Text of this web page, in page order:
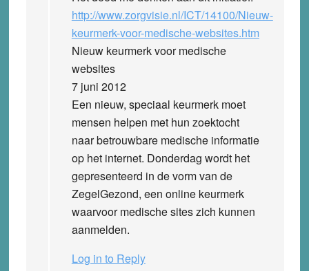
http://www.zorgvisie.nl/ICT/14100/Nieuw-
keurmerk-voor-medische-websites.htm
Nieuw keurmerk voor medische
websites
7 juni 2012
Een nieuw, speciaal keurmerk moet
mensen helpen met hun zoektocht
naar betrouwbare medische informatie
op het internet. Donderdag wordt het
gepresenteerd in de vorm van de
ZegelGezond, een online keurmerk
waarvoor medische sites zich kunnen
aanmelden.
Log in to Reply